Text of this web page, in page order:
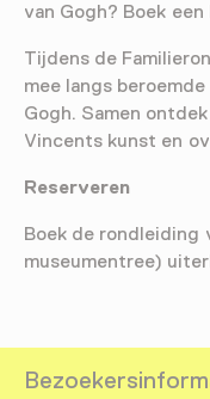
van Gogh? Boek
Tijdens de
mee langs
Gogh. Samen
Vincents kunst en
Reserveren
Boek de rondleiding
museumentree)